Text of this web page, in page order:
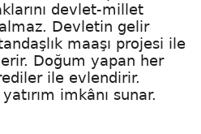
devlet-millet
Devletin gelir
maaşı projesi ile
Doğum yapan her
ile evlendirir.
imkânı sunar.